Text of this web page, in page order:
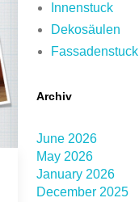
Innenstuck
Dekosäulen
Fassadenstuck
Archiv
June 2026
May 2026
January 2026
December 2025